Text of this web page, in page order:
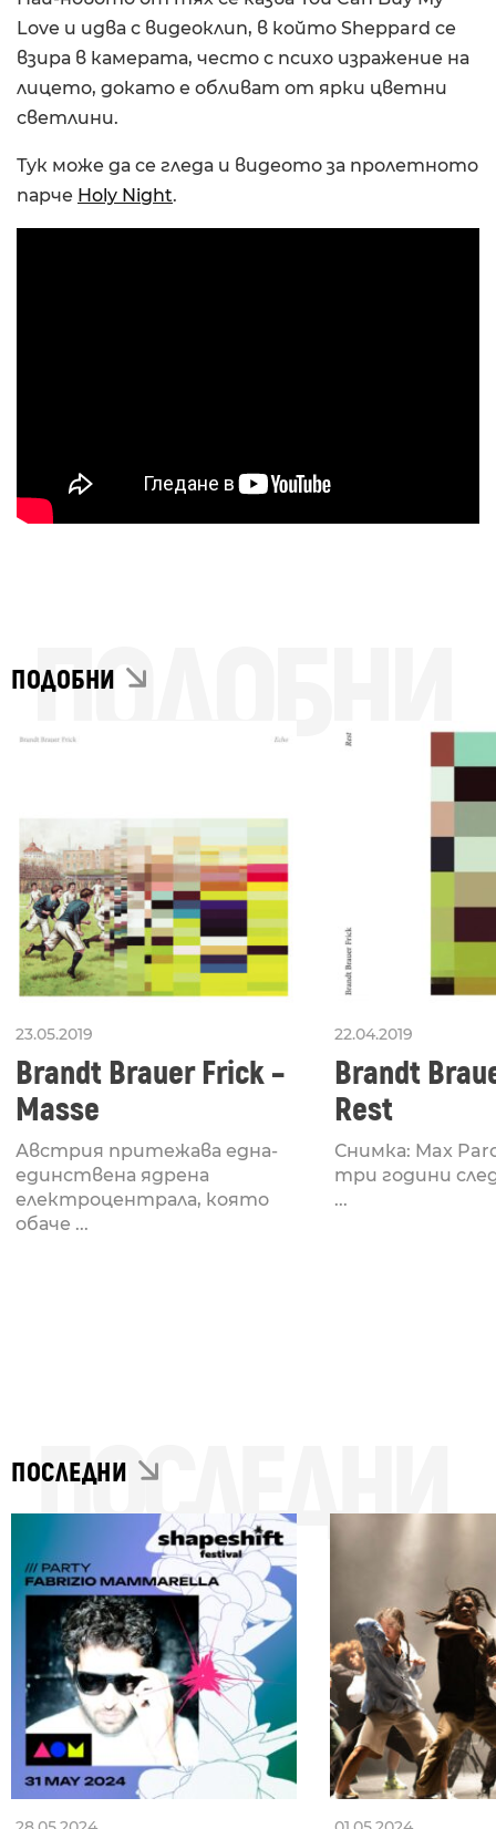
Love и идва с видеоклип, в който Sheppard се
взира в камерата, често с психо изражение на
лицето, докато е обливат от ярки цветни
светлини.
Тук може да се гледа и видеото за пролетното
парче Holy Night.
ПОДОБНИ
ПОДОБНИ
23.05.2019
Brandt Brauer Frick –
Masse
Австрия притежава една-
единствена ядрена
електроцентрала, която
обаче ...
22.04.2019
Brandt
Rest
Снимка: Max
три години
...
ПОСЛЕДНИ
ПОСЛЕДНИ